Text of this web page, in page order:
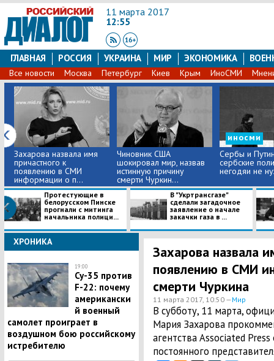
11 марта 2017
12:55
ГЛАВНАЯ РОССИЯ УКРАИНА МИР ЭКОНОМИКА
Все новости Москва Петербург Киев Крым ИноСМИ
Захарова назвала имя
причастного к
появлению в СМИ
информации о п...
Чиновник США
шокировал мир, назвав
истинную причину
смерти Чуркин...
иносми
Сербы и
сербские
негодяи не
Протестующие в
белорусском Пинске
прогнали с митинга
начальника полици...
В "Укртрансгазе"
сделали загадочное
заявление о начале
закачки газа в ...
ХРОНИКА
19:00
Су-35 против
F-22: почему
американски
й военный
самолет проиграет в
воздушном бою российскому
истребителю
Захарова назвала
появлению в СМИ
смерти Чуркина
11 марта 2017, 10:50 —Мир
В субботу, 11 марта,
Мария Захарова
агентства Associated
постоянного